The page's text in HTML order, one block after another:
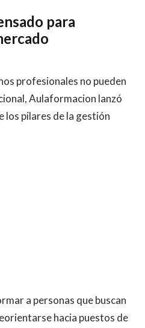
para
profesionales no pueden
Aulaformacion lanzó
los pilares de la gestión
a personas que buscan
hacia puestos de